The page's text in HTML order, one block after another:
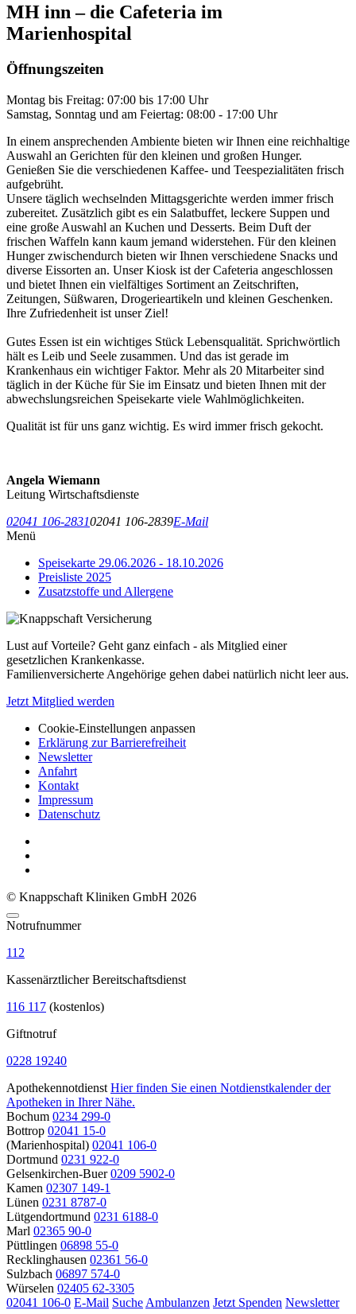
MH inn – die Cafeteria im
Marienhospital
Öffnungszeiten
Montag bis Freitag: 07:00 bis 17:00 Uhr
Samstag, Sonntag und am Feiertag: 08:00 - 17:00 Uhr
In einem ansprechenden Ambiente bieten wir Ihnen eine reichhaltige
Auswahl an Gerichten für den kleinen und großen Hunger.
Genießen Sie die verschiedenen Kaffee- und Teespezialitäten frisch
aufgebrüht.
Unsere täglich wechselnden Mittagsgerichte werden immer frisch
zubereitet. Zusätzlich gibt es ein Salatbuffet, leckere Suppen und
eine große Auswahl an Kuchen und Desserts. Beim Duft der
frischen Waffeln kann kaum jemand widerstehen. Für den kleinen
Hunger zwischendurch bieten wir Ihnen verschiedene Snacks und
diverse Eissorten an. Unser Kiosk ist der Cafeteria angeschlossen
und bietet Ihnen ein vielfältiges Sortiment an Zeitschriften,
Zeitungen, Süßwaren, Drogerieartikeln und kleinen Geschenken.
Ihre Zufriedenheit ist unser Ziel!
Gutes Essen ist ein wichtiges Stück Lebensqualität. Sprichwörtlich
hält es Leib und Seele zusammen. Und das ist gerade im
Krankenhaus ein wichtiger Faktor. Mehr als 20 Mitarbeiter sind
täglich in der Küche für Sie im Einsatz und bieten Ihnen mit der
abwechslungsreichen Speisekarte viele Wahlmöglichkeiten.
Qualität ist für uns ganz wichtig. Es wird immer frisch gekocht.
Angela Wiemann
Leitung Wirtschaftsdienste
02041 106-283102041 106-2839E-Mail
Menü
Speisekarte 29.06.2026 - 18.10.2026
Preisliste 2025
Zusatzstoffe und Allergene
Lust auf Vorteile? Geht ganz einfach - als Mitglied einer
gesetzlichen Krankenkasse.
Familienversicherte Angehörige gehen dabei natürlich nicht leer aus.
Jetzt Mitglied werden
Cookie-Einstellungen anpassen
Erklärung zur Barrierefreiheit
Newsletter
Anfahrt
Kontakt
Impressum
Datenschutz
© Knappschaft Kliniken GmbH 2026
Notrufnummer
112
Kassenärztlicher Bereitschaftsdienst
116 117 (kostenlos)
Giftnotruf
0228 19240
Apothekennotdienst Hier finden Sie einen Notdienstkalender der
Apotheken in Ihrer Nähe.
Bochum 0234 299-0
Bottrop 02041 15-0
(Marienhospital) 02041 106-0
Dortmund 0231 922-0
Gelsenkirchen-Buer 0209 5902-0
Kamen 02307 149-1
Lünen 0231 8787-0
Lütgendortmund 0231 6188-0
Marl 02365 90-0
Püttlingen 06898 55-0
Recklinghausen 02361 56-0
Sulzbach 06897 574-0
Würselen 02405 62-3305
02041 106-0 E-Mail Suche Ambulanzen Jetzt Spenden Newsletter